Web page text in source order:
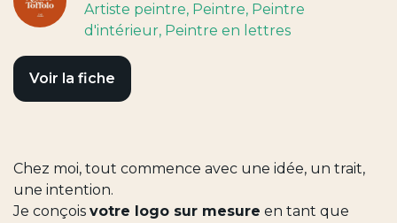
Artiste peintre, Peintre, Peintre
d'intérieur, Peintre en lettres
Voir la fiche
Chez moi, tout commence avec une idée, un trait,
une intention.
Je conçois votre logo sur mesure en tant que